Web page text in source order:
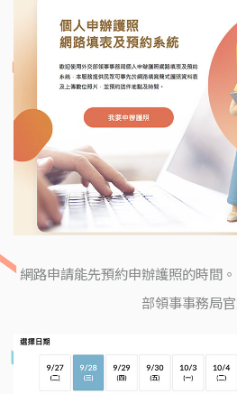
網路申請能先預約申辦護照的時間
部領事事務局官